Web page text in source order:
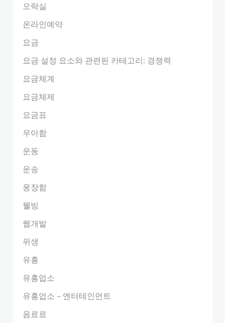
오락실
온라인예약
요금
요금 설정 요소와 관련된 카테고리: 경쟁력
요금체계
요금체제
요금표
우아함
운동
운송
웅장함
웰빙
웹개발
위생
유흥
유흥업소
유흥업소 – 엔터테인먼트
음료료